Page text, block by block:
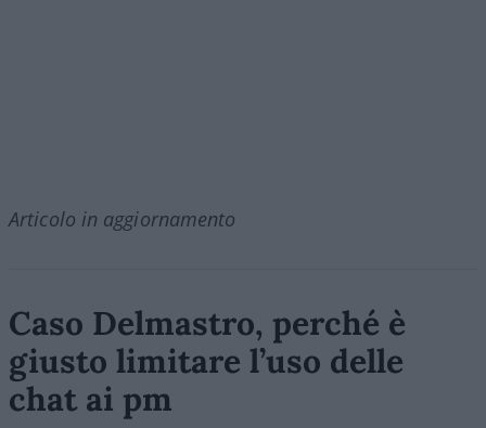
Articolo in aggiornamento
Caso Delmastro, perché è
giusto limitare l’uso delle
chat ai pm